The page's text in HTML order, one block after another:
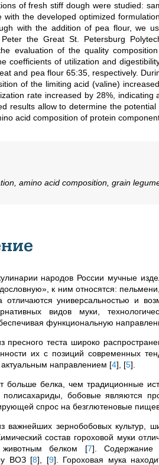
of fresh stiff dough were studied:
with the developed optimized
with the addition of pea flour, we
the Great St. Petersburg
evaluation of the quality
coefficients of utilization and
and pea flour 65:35, respectively.
of the limiting acid (valine)
rate increased by 28%,
results allow to determine the
acid composition of protein
amino acid composition, grain
народов России мучные
к ним относятся:
отличаются универсальностью и
видов муки,
функциональную
пресного теста широко
их с позиций современных
направлением [4] [5]
больше белка, чем традиционные
полисахариды, бобовые являются
спрос на безглютеновые
важнейших зернобобовых
состав гороховой муки
животным белком [7] . Содержание
ВОЗ [8] [9] . Гороховая мука